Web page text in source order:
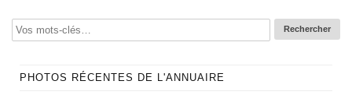
PHOTOS RÉCENTES DE L'ANNUAIRE